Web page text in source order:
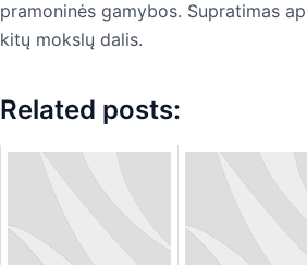
pramoninės gamybos. Supratimas
kitų mokslų dalis.
Related posts: